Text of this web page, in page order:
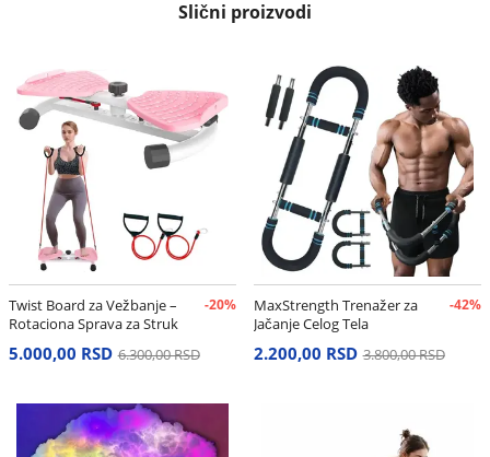
Slični proizvodi
Twist Board za Vežbanje –
Rotaciona Sprava za Struk
-20%
5.000,00 RSD 6.300,00 RSD
MaxStrength Trenažer za
Jačanje Celog Tela
-42%
2.200,00 RSD 3.800,00 RSD